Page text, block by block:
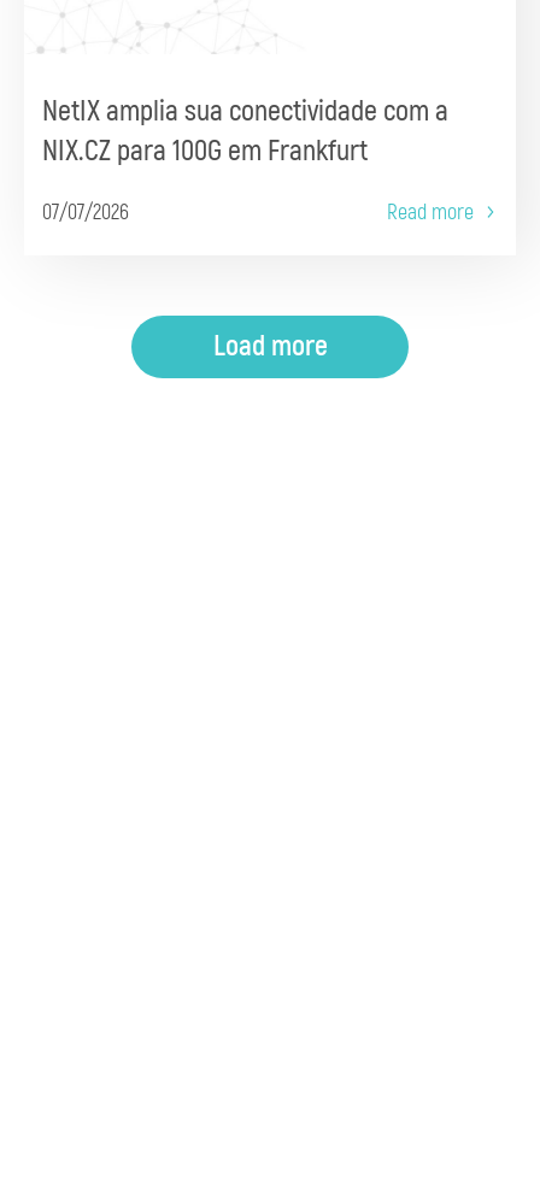
NetIX amplia sua conectividade com a
NIX.CZ para 100G em Frankfurt
07/07/2026 Read more
Load more